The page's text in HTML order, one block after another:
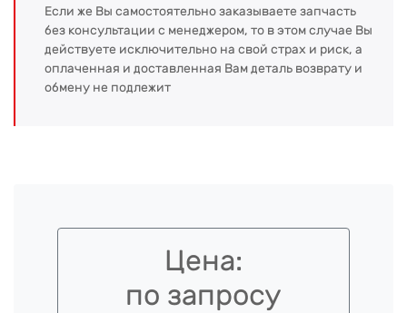
Если же Вы самостоятельно заказываете запчасть
без консультации с менеджером, то в этом случае Вы
действуете исключительно на свой страх и риск, а
оплаченная и доставленная Вам деталь возврату и
обмену не подлежит
Цена:
по запросу